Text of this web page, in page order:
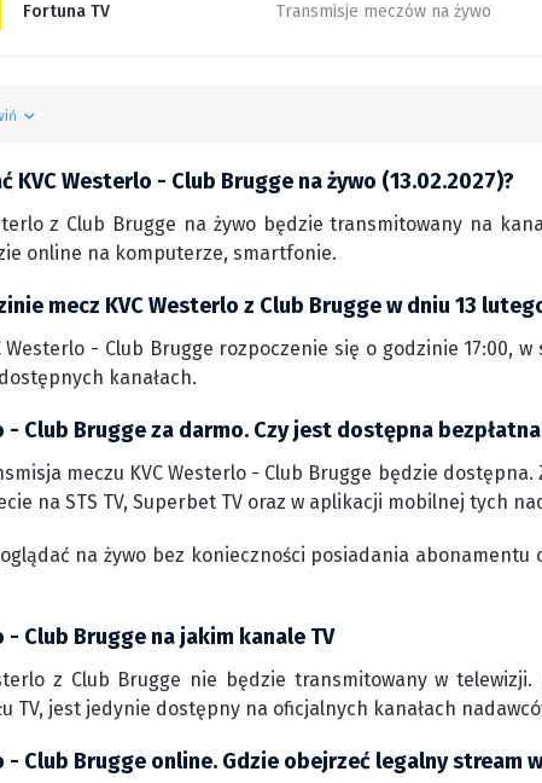
Fortuna TV Transmisje meczów na żywo
KVC Westerlo - Club Brugge na żywo (13.02.2027)?
z Club Brugge na żywo będzie transmitowany na
online na komputerze, smartfonie.
mecz KVC Westerlo z Club Brugge w dniu 13
Westerlo - Club Brugge rozpoczenie się o godzinie 17:00, w
kanałach.
- Club Brugge za darmo. Czy jest dostępna
meczu KVC Westerlo - Club Brugge będzie
na STS TV, Superbet TV oraz w aplikacji mobilnej tych
na żywo bez konieczności posiadania
- Club Brugge na jakim kanale TV
z Club Brugge nie będzie transmitowany w
TV, jest jedynie dostępny na oficjalnych kanałach
- Club Brugge online. Gdzie obejrzeć legalny stream